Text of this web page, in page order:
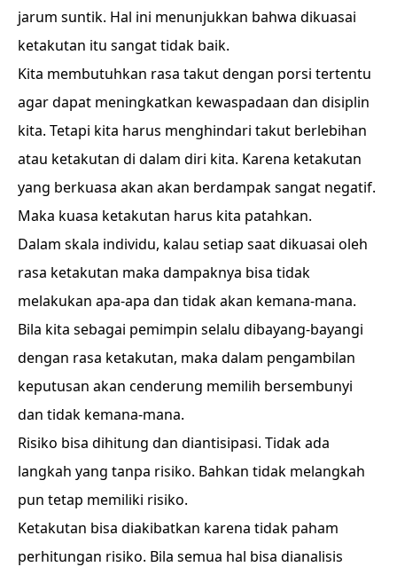
jarum suntik. Hal ini menunjukkan bahwa dikuasai
ketakutan itu sangat tidak baik.
Kita membutuhkan rasa takut dengan porsi tertentu
agar dapat meningkatkan kewaspadaan dan disiplin
kita. Tetapi kita harus menghindari takut berlebihan
atau ketakutan di dalam diri kita. Karena ketakutan
yang berkuasa akan akan berdampak sangat negatif.
Maka kuasa ketakutan harus kita patahkan.
Dalam skala individu, kalau setiap saat dikuasai oleh
rasa ketakutan maka dampaknya bisa tidak
melakukan apa-apa dan tidak akan kemana-mana.
Bila kita sebagai pemimpin selalu dibayang-bayangi
dengan rasa ketakutan, maka dalam pengambilan
keputusan akan cenderung memilih bersembunyi
dan tidak kemana-mana.
Risiko bisa dihitung dan diantisipasi. Tidak ada
langkah yang tanpa risiko. Bahkan tidak melangkah
pun tetap memiliki risiko.
Ketakutan bisa diakibatkan karena tidak paham
perhitungan risiko. Bila semua hal bisa dianalisis